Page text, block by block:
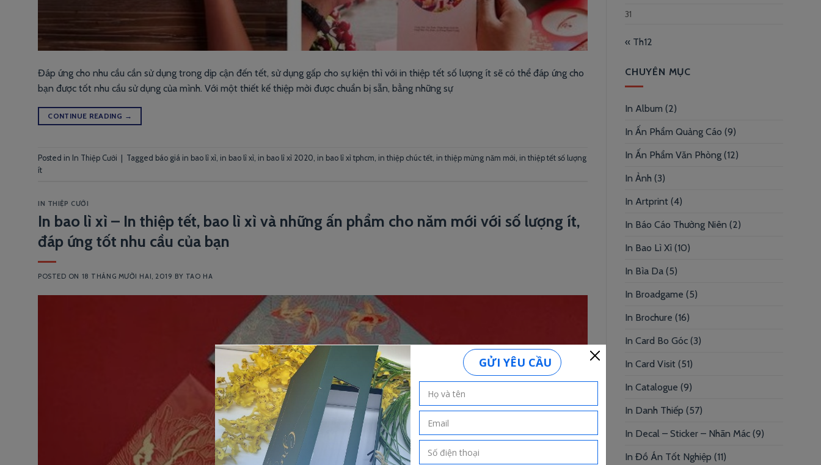
Đáp ứng cho nhu cầu cần sử dụng trong dịp cận đến tết, sử dụng gấp cho sự kiện thì với in thiệp tết số lượng ít sẽ có thể đáp ứng cho
bạn được tốt nhu cầu sử dụng của mình. Với một thiết kế thiệp mời được chuẩn bị sẵn, bằng những sự
CONTINUE READING →
Posted in In Thiệp Cưới | Tagged báo giá in bao lì xì in bao lì xì in bao lì xì 2020 in bao lì xì tphcm in thiệp chúc tết in thiệp mừng năm mới in thiệp tết số lượng
ít
IN THIỆP CƯỚI
In bao lì xì – In thiệp tết, bao lì xì và những ấn phẩm cho năm mới với số lượng ít,
đáp ứng tốt nhu cầu của bạn
POSTED ON 18 THÁNG MƯỜI HAI, 2019 BY TAO HA
31
« Th12
CHUYÊN MỤC
In Album (2)
In Ấn Phẩm Quảng Cáo (9)
In Ấn Phẩm Văn Phòng (12)
In Ảnh (3)
In Artprint (4)
In Báo Cáo Thường Niên (2)
In Bao Lì Xì (10)
In Bìa Da (5)
In Broadgame (5)
In Brochure (16)
In Card Bo Góc (3)
In Card Visit (51)
In Catalogue (9)
In Danh Thiếp (57)
In Decal – Sticker – Nhãn Mác (9)
In Đồ Án Tốt Nghiệp (11)